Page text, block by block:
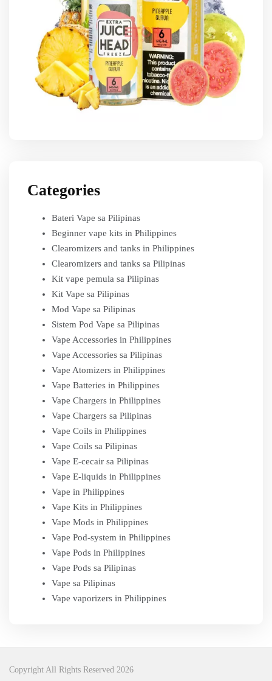
Categories
Bateri Vape sa Pilipinas
Beginner vape kits in Philippines
Clearomizers and tanks in Philippines
Clearomizers and tanks sa Pilipinas
Kit vape pemula sa Pilipinas
Kit Vape sa Pilipinas
Mod Vape sa Pilipinas
Sistem Pod Vape sa Pilipinas
Vape Accessories in Philippines
Vape Accessories sa Pilipinas
Vape Atomizers in Philippines
Vape Batteries in Philippines
Vape Chargers in Philippines
Vape Chargers sa Pilipinas
Vape Coils in Philippines
Vape Coils sa Pilipinas
Vape E-cecair sa Pilipinas
Vape E-liquids in Philippines
Vape in Philippines
Vape Kits in Philippines
Vape Mods in Philippines
Vape Pod-system in Philippines
Vape Pods in Philippines
Vape Pods sa Pilipinas
Vape sa Pilipinas
Vape vaporizers in Philippines
Copyright All Rights Reserved 2026